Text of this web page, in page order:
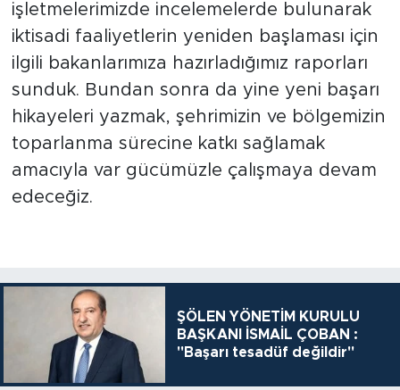
işletmelerimizde incelemelerde bulunarak
iktisadi faaliyetlerin yeniden başlaması için
ilgili bakanlarımıza hazırladığımız raporları
sunduk. Bundan sonra da yine yeni başarı
hikayeleri yazmak, şehrimizin ve bölgemizin
toparlanma sürecine katkı sağlamak
amacıyla var gücümüzle çalışmaya devam
edeceğiz.
ŞÖLEN YÖNETİM KURULU
BAŞKANI İSMAİL ÇOBAN :
"Başarı tesadüf değildir"